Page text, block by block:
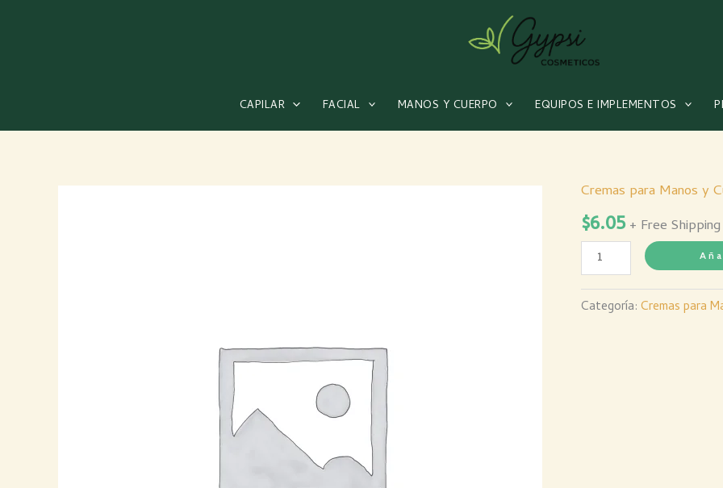
CAPILAR FACIAL MANOS Y CUERPO EQUIPOS E IMPLEMENTOS
Cremas para Manos y
$6.05 + Free Shipping
CREMA
OXIGENADA
X5
VOL
X1000
ML
Categoría: Cremas para